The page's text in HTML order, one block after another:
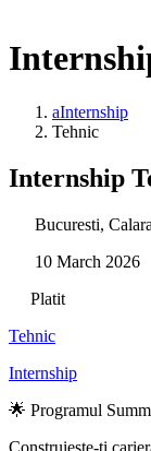
aInternship
Tehnic
Internship
Bucuresti,
10 March 2026
Platit
Tehnic
Internship
🌟 Programul
Construiește-ți